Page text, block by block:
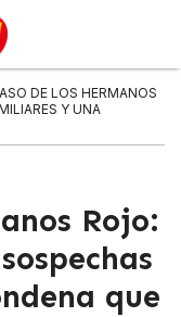
DE LOS HERMANOS
Y UNA
Rojo:
que